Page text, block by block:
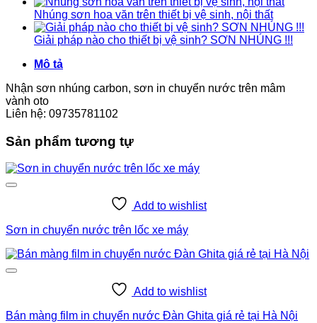
Nhúng sơn hoa văn trên thiết bị vệ sinh, nội thất
Giải pháp nào cho thiết bị vệ sinh? SƠN NHÚNG !!!
Mô tả
Nhận sơn nhúng carbon, sơn in chuyển nước trên mâm
vành oto
Liên hệ: 09735781102
Sản phẩm tương tự
Add to wishlist
Sơn in chuyển nước trên lốc xe máy
Add to wishlist
Bán màng film in chuyển nước Đàn Ghita giá rẻ tại Hà Nội